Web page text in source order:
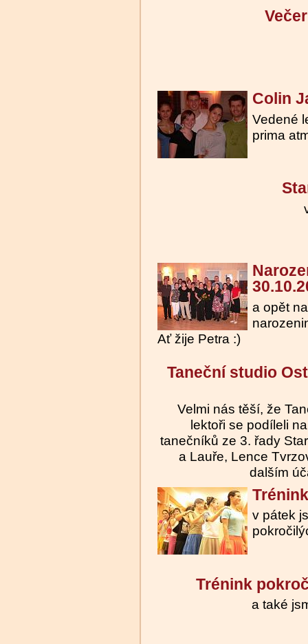
Colin
Vedené
prima
a opět
Ať žije Petra :)
Taneční studio
Velmi nás těší, že
lektoři se podíleli
tanečníků ze 3. řady
a Lauře, Lence
dalším
v pátek
Trénink
a také